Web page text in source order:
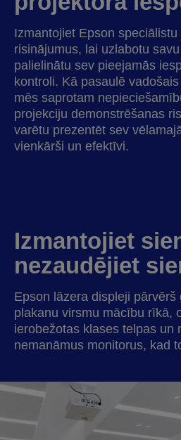
Izmantojiet Epson
risinājumus, lai uzlabotu
palielinātu sev pieejamās
kontroli. Kā pasaulē
mēs saprotam
projekciju demonstrēšanas
varētu prezentēt sev
vienkārši un efektīvi.
Izmantojiet
nezaudējiet
Epson lāzera displeji pārvērš
plakanu virsmu mācību rīkā,
ierobežotas klases telpas un
nemanāmus monitorus, kad